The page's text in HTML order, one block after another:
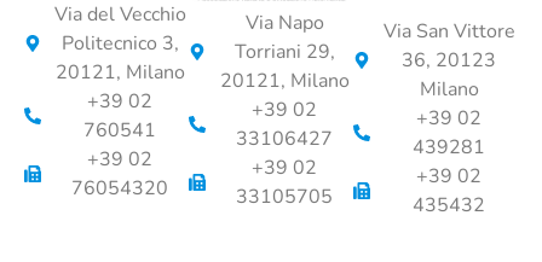
Via del Vecchio
Politecnico 3,
20121, Milano
+39 02
760541
+39 02
76054320
Via Napo
Torriani 29,
20121, Milano
+39 02
33106427
+39 02
33105705
Via San Vittore
36, 20123
Milano
+39 02
439281
+39 02
435432